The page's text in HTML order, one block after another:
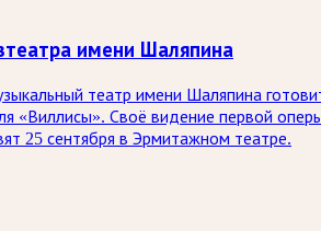
имени Шаляпина
театр имени Шаляпина
«Виллисы». Своё видение первой
25 сентября в Эрмитажном театре.